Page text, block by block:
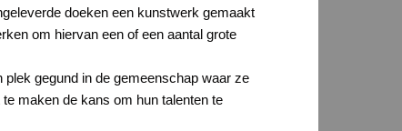
doeken een kunstwerk gemaakt
om hiervan een of een aantal grote
gegund in de gemeenschap waar ze
maken de kans om hun talenten te